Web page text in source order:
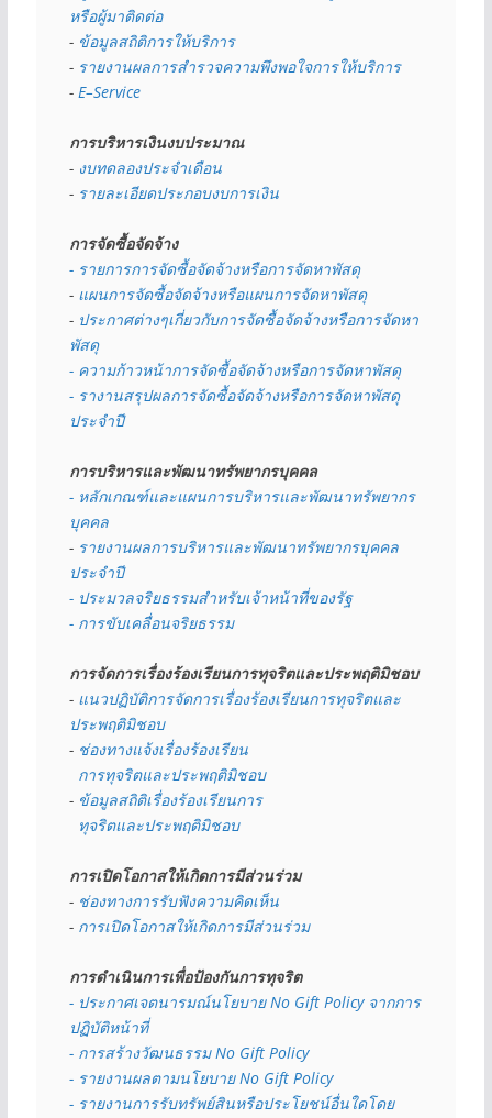
หรือผู้มาติดต่อ
- ข้อมูลสถิติการให้บริการ
- รายงานผลการสำรวจความพึงพอใจการให้บริการ
- E–Service
การบริหารเงินงบประมาณ
- งบทดลองประจำเดือน
- รายละเอียดประกอบงบการเงิน
การจัดซื้อจัดจ้าง
- รายการการจัดซื้อจัดจ้างหรือการจัดหาพัสดุ
- แผนการจัดซื้อจัดจ้างหรือแผนการจัดหาพัสดุ
- ประกาศต่างๆเกี่ยวกับการจัดซื้อจัดจ้างหรือการจัดหา
พัสดุ
- ความก้าวหน้าการจัดซื้อจัดจ้างหรือการจัดหาพัสดุ
- รางานสรุปผลการจัดซื้อจัดจ้างหรือการจัดหาพัสดุ
ประจำปี
การบริหารและพัฒนาทรัพยากรบุคคล
- หลักเกณฑ์และแผนการบริหารและพัฒนาทรัพยากร
บุคคล
- รายงานผลการบริหารและพัฒนาทรัพยากรบุคคล
ประจำปี
- ประมวลจริยธรรมสำหรับเจ้าหน้าที่ของรัฐ
- การขับเคลื่อนจริยธรรม
การจัดการเรื่องร้องเรียนการทุจริตและประพฤติมิชอบ
- แนวปฏิบัติการจัดการเรื่องร้องเรียนการทุจริตและ
ประพฤติมิชอบ
- ช่องทางแจ้งเรื่องร้องเรียน
  การทุจริตและประพฤติมิชอบ
- ข้อมูลสถิติเรื่องร้องเรียนการ
  ทุจริตและประพฤติมิชอบ
การเปิดโอกาสให้เกิดการมีส่วนร่วม
- ช่องทางการรับฟังความคิดเห็น
- การเปิดโอกาสให้เกิดการมีส่วนร่วม
การดำเนินการเพื่อป้องกันการทุจริต
- ประกาศเจตนารมณ์นโยบาย No Gift Policy จากการ
ปฏิบัติหน้าที่
- การสร้างวัฒนธรรม No Gift Policy
- รายงานผลตามนโยบาย No Gift Policy
- รายงานการรับทรัพย์สินหรือประโยชน์อื่นใดโดย